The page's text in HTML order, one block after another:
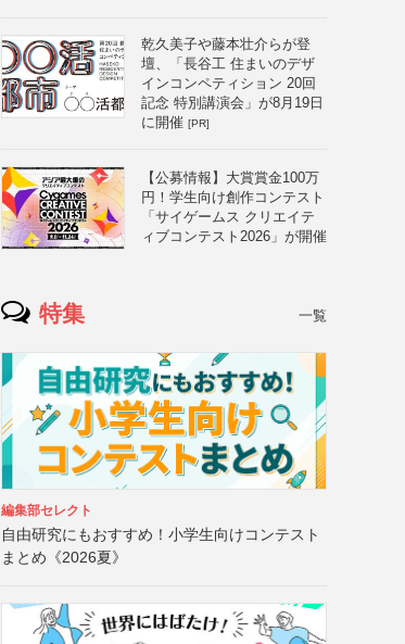
乾久美子や藤本壮介らが登
壇、「長谷工 住まいのデザ
インコンペティション 20回
記念 特別講演会」が8月19日
に開催 [PR]
【公募情報】大賞賞金100万
円！学生向け創作コンテスト
「サイゲームス クリエイテ
ィブコンテスト2026」が開催
特集 一覧
編集部セレクト
自由研究にもおすすめ！小学生向けコンテスト
まとめ《2026夏》